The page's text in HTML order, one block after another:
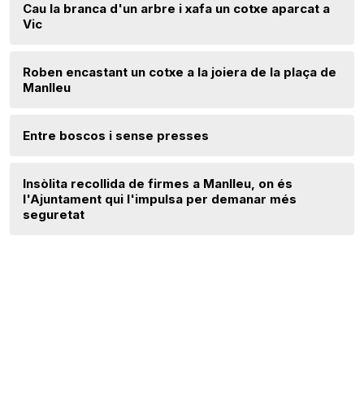
Cau la branca d'un arbre i xafa un cotxe aparcat a
Vic
Roben encastant un cotxe a la joiera de la plaça de
Manlleu
Entre boscos i sense presses
Insòlita recollida de firmes a Manlleu, on és
l'Ajuntament qui l'impulsa per demanar més
seguretat